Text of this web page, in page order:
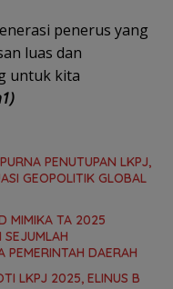
penerus yang
luas dan
untuk kita
PENUTUPAN LKPJ,
GEOPOLITIK GLOBAL
MIMIKA TA 2025
SEJUMLAH
PEMERINTAH DAERAH
LKPJ 2025, ELINUS B